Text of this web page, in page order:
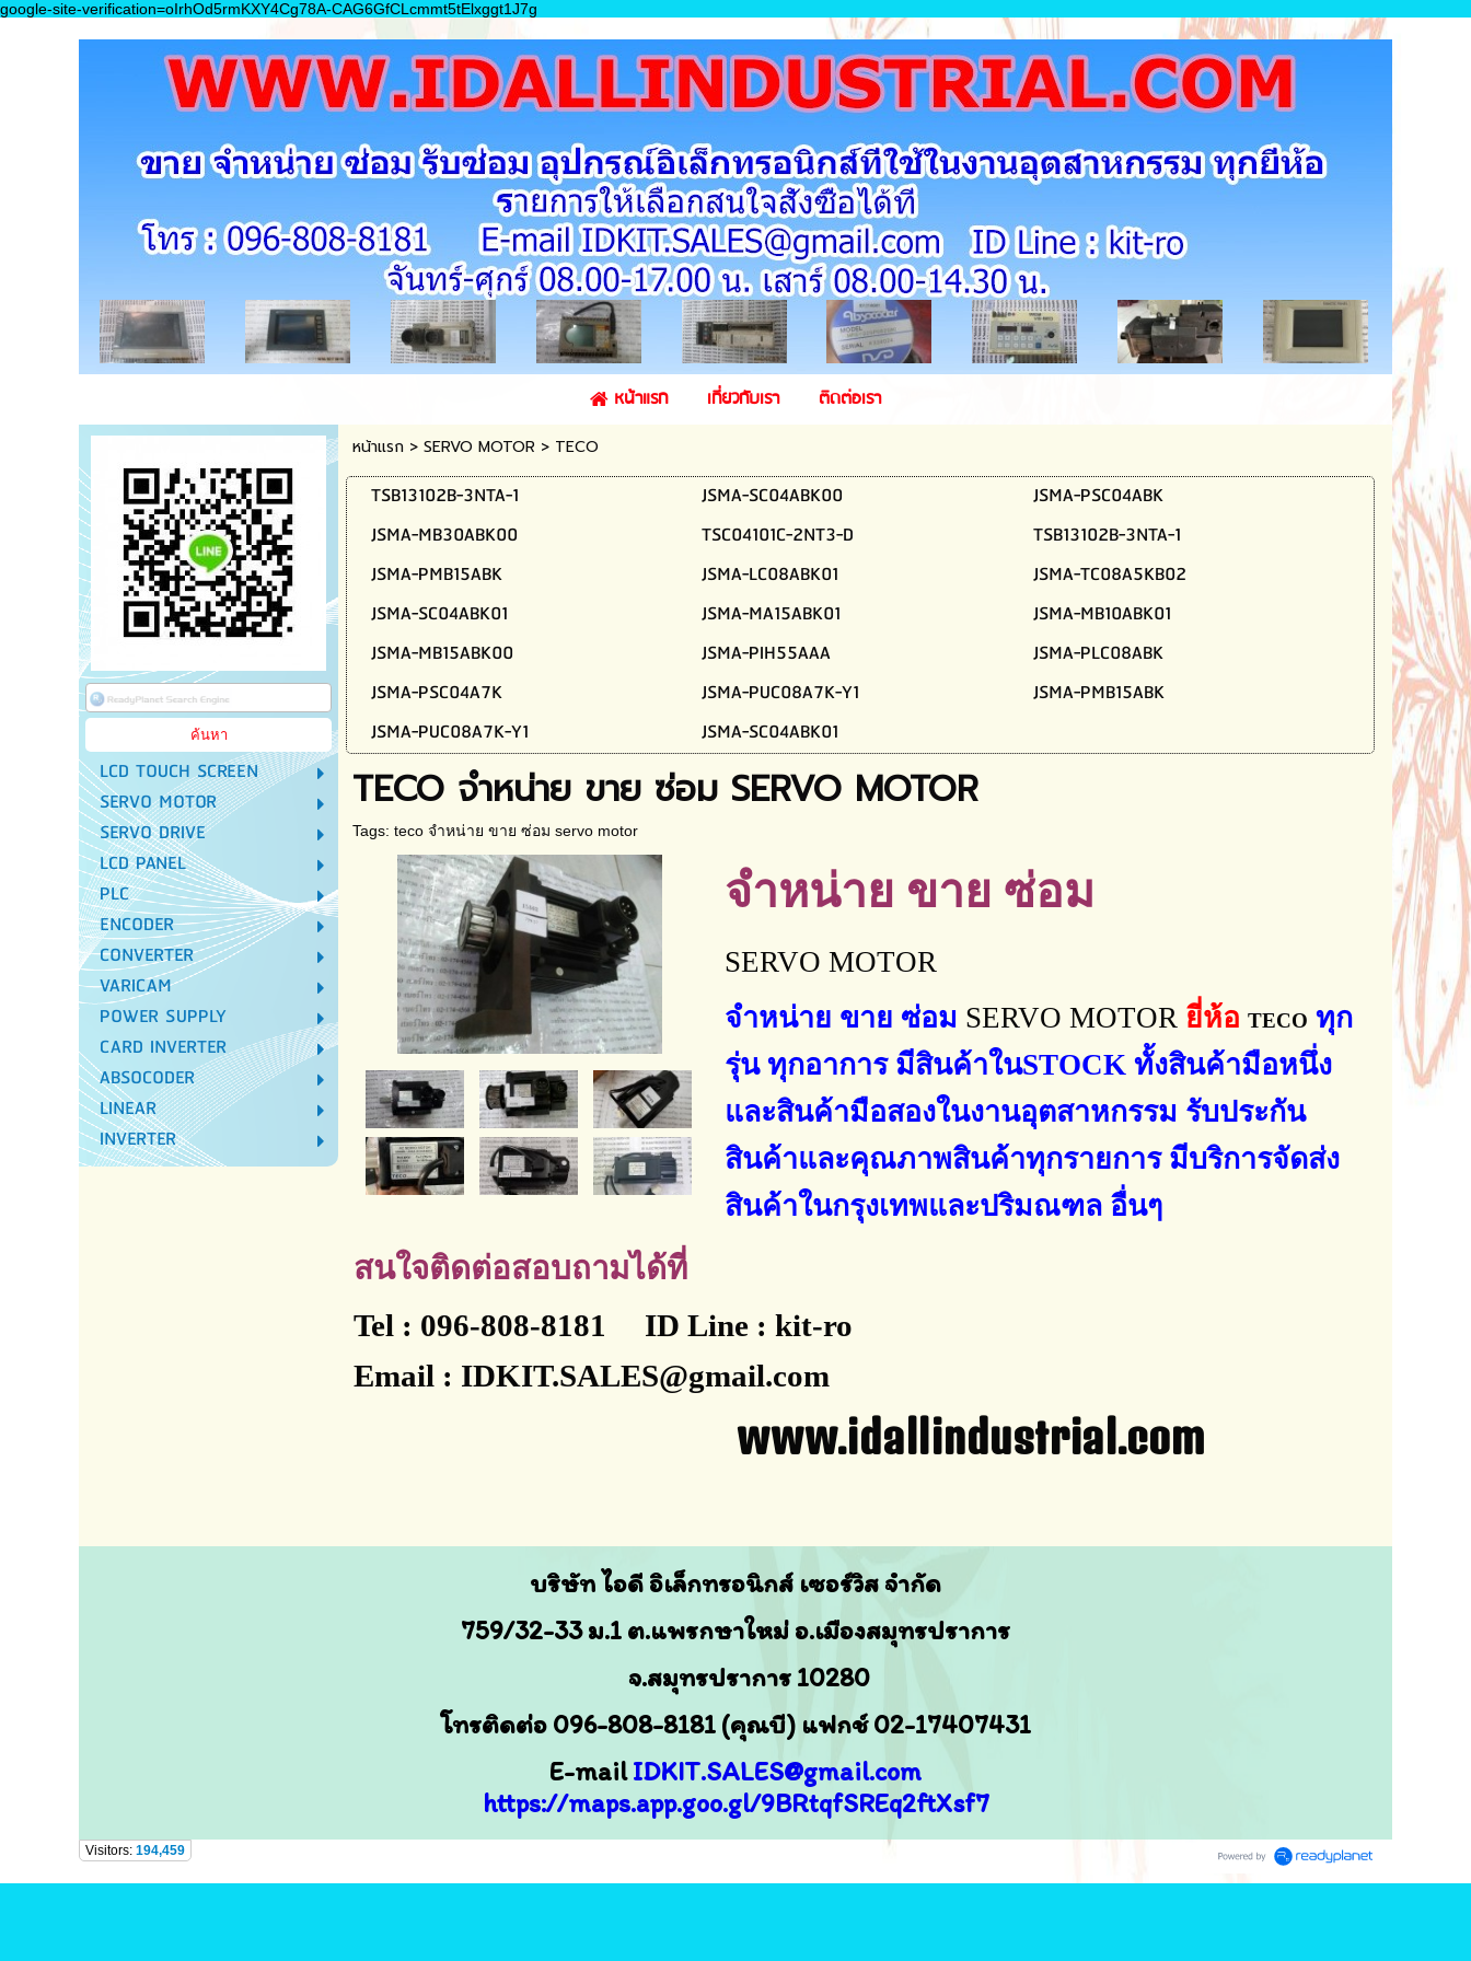
google-site-verification=oIrhOd5rmKXY4Cg78A-CAG6GfCLcmmt5tElxggt1J7g
หน้าแรก เกี่ยวกับเรา ติดต่อเรา
LCD TOUCH SCREEN
SERVO MOTOR
SERVO DRIVE
LCD PANEL
PLC
ENCODER
CONVERTER
VARICAM
POWER SUPPLY
CARD INVERTER
ABSOCODER
LINEAR
INVERTER
หน้าแรก> SERVO MOTOR > TECO
TSB13102B-3NTA-1 JSMA-SC04ABK00
JSMA-PSC04ABK
JSMA-MB30ABK00
TSC04101C-2NT3-D
TSB13102B-3NTA-1
JSMA-PMB15ABK
JSMA-LC08ABK01
JSMA-TC08A5KB02
JSMA-SC04ABK01
JSMA-MA15ABK01
JSMA-MB10ABK01
JSMA-MB15ABK00
JSMA-PIH55AAA
JSMA-PLC08ABK
JSMA-PSC04A7K
JSMA-PUC08A7K-Y1
JSMA-PMB15ABK
JSMA-PUC08A7K-Y1
JSMA-SC04ABK01
TECO จำหน่าย ขาย ซ่อม SERVO MOTOR
Tags:teco จำหน่าย ขาย ซ่อม servo motor
จำหน่าย ขาย ซ่อม
SERVO MOTOR
จำหน่าย ขาย ซ่อม SERVO MOTOR ยี่ห้อTECO ทุก
รุ่น ทุกอาการ มีสินค้าในSTOCKทั้งสินค้ามือหนึ่ง
และสินค้ามือสองในงานอุตสาหกรรม รับประกัน
สินค้าและคุณภาพสินค้าทุกรายการ มีบริการจัดส่ง
สินค้าในกรุงเทพและปริมณฑล อื่นๆ
สนใจติดต่อสอบถามได้ที่
Tel : 096-808-8181 ID Line : kit-ro
Email : IDKIT.SALES@gmail.com
www.idallindustrial.com
บริษัท ไอดี อิเล็กทรอนิกส์ เซอร์วิส จำกัด
759/32-33ม.1 ต.แพรกษาใหม่ อ.เมืองสมุทรปราการ
จ.สมุทรปราการ 10280
โทรติดต่อ 096-808-8181 (คุณบี) แฟกช์ 02-17407431
E-mailIDKIT.SALES@gmail.com
https://maps.app.goo.gl/9BRtqfSREq2ftXsf7
Visitors: 194,459